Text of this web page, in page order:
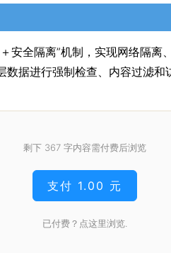
安全隔离”机制，实现网络隔离
据进行强制检查、内容过滤和
剩下 367 字内容需付费后浏览
支付 1.00 元
已付费？点这里浏览.